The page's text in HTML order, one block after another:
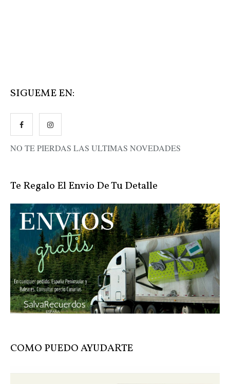
SIGUEME EN:
NO TE PIERDAS LAS ULTIMAS NOVEDADES
Te Regalo El Envio De Tu Detalle
COMO PUEDO AYUDARTE